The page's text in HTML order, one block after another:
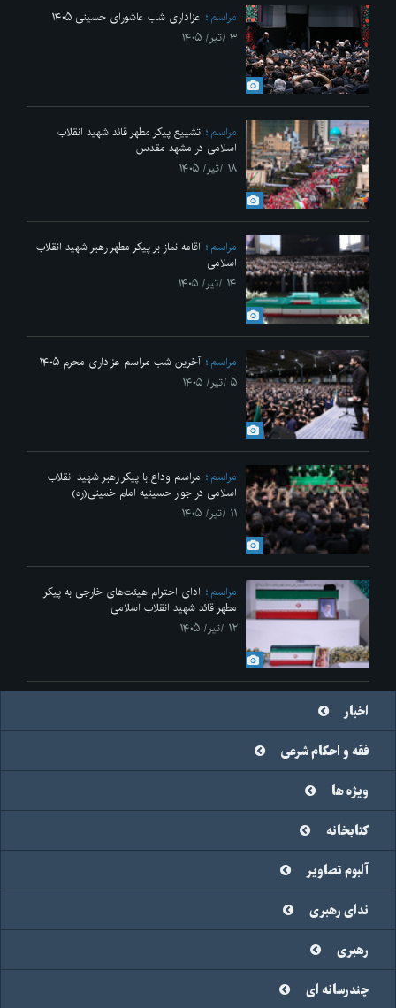
مراسم
عزاداری شب عاشورای حسینی ۱۴۰۵
۳ /تیر/ ۱۴۰۵
مراسم
تشییع پیکر مطهر قائد شهید انقلاب
اسلامی در مشهد مقدس
۱۸ /تیر/ ۱۴۰۵
مراسم
اقامه نماز بر پیکر مطهر رهبر شهید انقلاب
اسلامی
۱۴ /تیر/ ۱۴۰۵
مراسم
آخرین شب مراسم عزاداری محرم ۱۴۰۵
۵ /تیر/ ۱۴۰۵
مراسم
مراسم وداع با پیکر رهبر شهید انقلاب
اسلامی در جوار حسینیه امام خمینی(ره)
۱۱ /تیر/ ۱۴۰۵
مراسم
ادای احترام هیئت‌های خارجی به پیکر
مطهر قائد شهید انقلاب اسلامی
۱۲ /تیر/ ۱۴۰۵
اخبار
فقه و احکام شرعی
ویژه ها
کتابخانه
آلبوم تصاویر
ندای رهبری
رهبری
چندرسانه ای